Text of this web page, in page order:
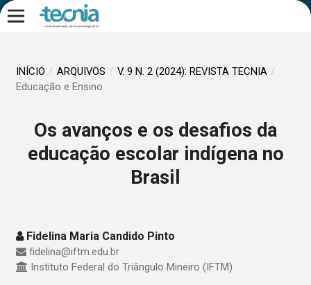
INÍCIO / ARQUIVOS / V. 9 N. 2 (2024): REVISTA TECNIA /
Educação e Ensino
Os avanços e os desafios da
educação escolar indígena no
Brasil
Fidelina Maria Candido Pinto
fidelina@iftm.edu.br
Instituto Federal do Triângulo Mineiro (IFTM)